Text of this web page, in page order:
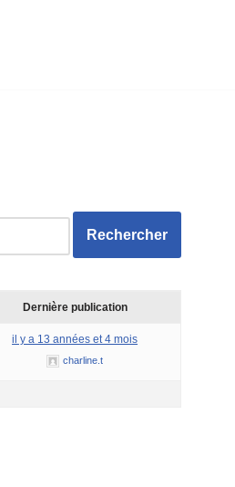
Dernière publication
il y a 13 années et 4 mois
charline.t